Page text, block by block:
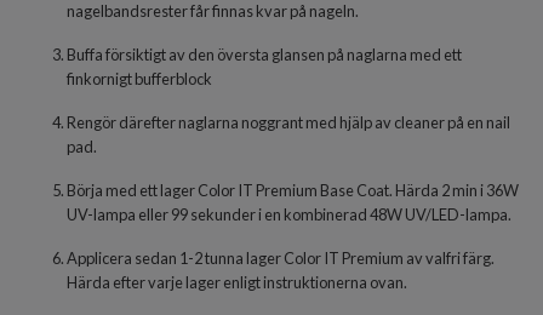
nagelbandsrester får finnas kvar på nageln.
Buffa försiktigt av den översta glansen på naglarna med ett
finkornigt bufferblock
Rengör därefter naglarna noggrant med hjälp av cleaner på en nail
pad.
Börja med ett lager Color IT Premium Base Coat. Härda 2 min i 36W
UV-lampa eller 99 sekunder i en kombinerad 48W UV/LED-lampa.
Applicera sedan 1-2 tunna lagerColor IT Premium av valfri färg.
Härda efter varje lagerenligt instruktionerna ovan.